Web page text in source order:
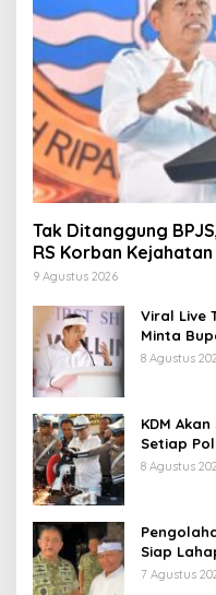
Tak Ditanggung
RS Korban
9 Agustus 2026
Viral Live
Minta
8 Agustus
KDM
Setiap
8 Agustus
Siap
Jawa
7 Agustus